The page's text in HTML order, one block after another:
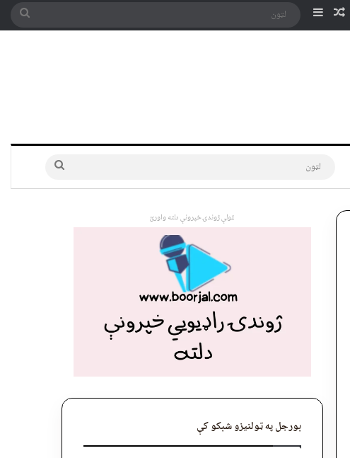
ناڅاپه توری
Sidebar لټون
لټون
ټولې ژوندۍ خپرونې دلته واورئ
بورجل په ټولنیزو شبکو کې